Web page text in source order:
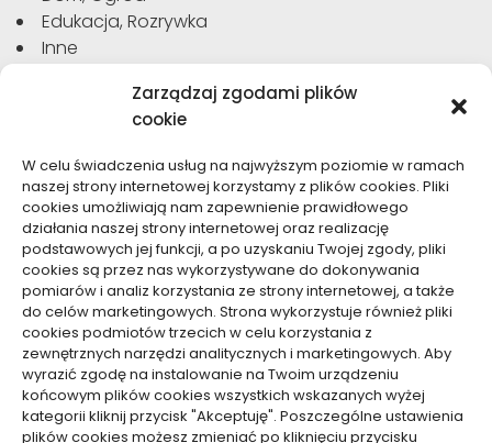
Zarządzaj zgodami plików
cookie
W celu świadczenia usług na najwyższym poziomie w ramach
naszej strony internetowej korzystamy z plików cookies. Pliki
cookies umożliwiają nam zapewnienie prawidłowego
działania naszej strony internetowej oraz realizację
podstawowych jej funkcji, a po uzyskaniu Twojej zgody, pliki
cookies są przez nas wykorzystywane do dokonywania
pomiarów i analiz korzystania ze strony internetowej, a także
do celów marketingowych. Strona wykorzystuje również pliki
cookies podmiotów trzecich w celu korzystania z
zewnętrznych narzędzi analitycznych i marketingowych. Aby
wyrazić zgodę na instalowanie na Twoim urządzeniu
końcowym plików cookies wszystkich wskazanych wyżej
kategorii kliknij przycisk "Akceptuję". Poszczególne ustawienia
plików cookies możesz zmieniać po kliknięciu przycisku
Edukacja, Rozrywka
Inne
Motoryzacja, Transport
Sport, Turystyka
Technologie
Usługi
Zdrowie, Medycyna
Dolącz do nas
Lubisz pisać teksty i chciałbyś się podzielić swoją
wiedzą z innymi? Dołącz do nas już teraz. Podziel się
swoją wiedzą z innymi.